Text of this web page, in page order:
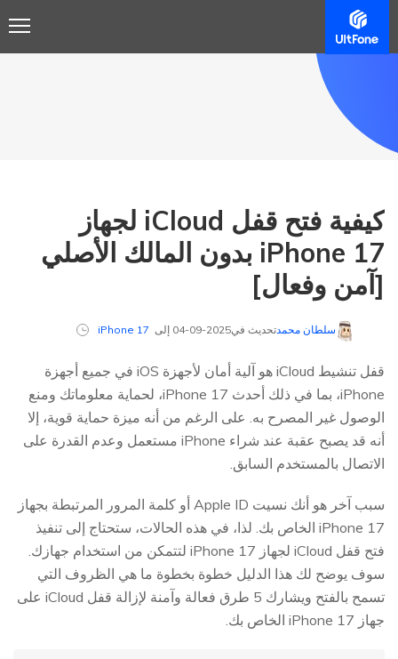
كيفية فتح قفل iCloud لجهاز
iPhone 17 بدون المالك الأصلي
[آمن وفعال]
سلطان محمدتحديث في2025-09-04 إلى iPhone 17
قفل تنشيط iCloud هو آلية أمان لأجهزة iOS في جميع أجهزة
iPhone، بما في ذلك أحدث iPhone 17، لحماية معلوماتك ومنع
الوصول غير المصرح به. على الرغم من أنه ميزة حماية قوية، إلا
أنه قد يصبح عقبة عند شراء iPhone مستعمل وعدم القدرة على
الاتصال بالمستخدم السابق.
سبب آخر هو أنك نسيت Apple ID أو كلمة المرور المرتبطة بجهاز
iPhone 17 الخاص بك. لذا، في هذه الحالات، ستحتاج إلى تنفيذ
فتح قفل iCloud لجهاز iPhone 17 لتتمكن من استخدام جهازك.
سوف يوضح لك هذا الدليل خطوة بخطوة ما هي الظروف التي
تسمح بالفتح ويشارك 5 طرق فعالة وآمنة لإزالة قفل iCloud على
جهاز iPhone 17 الخاص بك.